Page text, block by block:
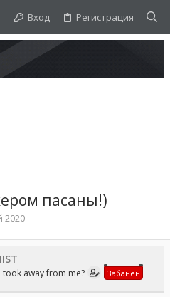
Вход Регистрация
пасаны!)
2020
took away from me? Забанен